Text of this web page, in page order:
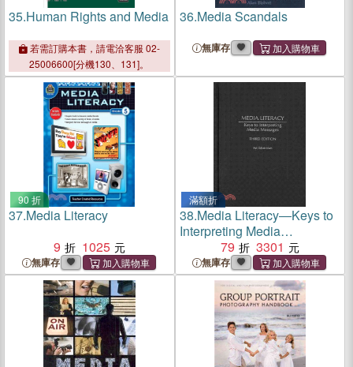
35.Human Rights and Media
若需訂購本書，請電洽客服 02-
25006600[分機130、131]。
36.Media Scandals
無庫存
90 折
37.Media Literacy
9
1025
無庫存
滿額折
38.Media Literacy―Keys to
Interpreting Media
Messages
79 3301
無庫存